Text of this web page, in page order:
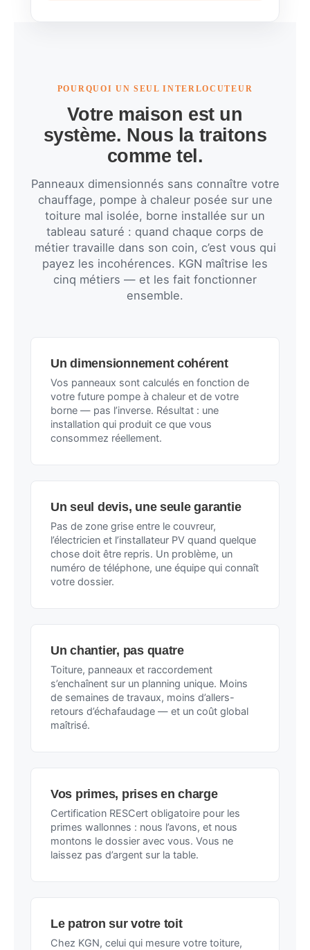
POURQUOI UN SEUL INTERLOCUTEUR
Votre maison est un
système. Nous la traitons
comme tel.
Panneaux dimensionnés sans connaître votre
chauffage, pompe à chaleur posée sur une
toiture mal isolée, borne installée sur un
tableau saturé : quand chaque corps de
métier travaille dans son coin, c’est vous qui
payez les incohérences. KGN maîtrise les
cinq métiers — et les fait fonctionner
ensemble.
Un dimensionnement cohérent
Vos panneaux sont calculés en fonction de
votre future pompe à chaleur et de votre
borne — pas l’inverse. Résultat : une
installation qui produit ce que vous
consommez réellement.
Un seul devis, une seule garantie
Pas de zone grise entre le couvreur,
l’électricien et l’installateur PV quand quelque
chose doit être repris. Un problème, un
numéro de téléphone, une équipe qui connaît
votre dossier.
Un chantier, pas quatre
Toiture, panneaux et raccordement
s’enchaînent sur un planning unique. Moins
de semaines de travaux, moins d’allers-
retours d’échafaudage — et un coût global
maîtrisé.
Vos primes, prises en charge
Certification RESCert obligatoire pour les
primes wallonnes : nous l’avons, et nous
montons le dossier avec vous. Vous ne
laissez pas d’argent sur la table.
Le patron sur votre toit
Chez KGN, celui qui mesure votre toiture,